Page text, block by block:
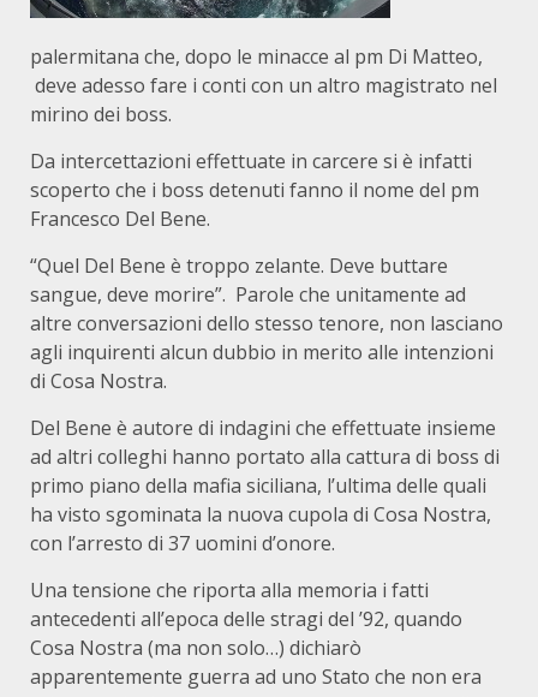
palermitana che, dopo le minacce al pm Di Matteo,
deve adesso fare i conti con un altro magistrato nel
mirino dei boss.
Da intercettazioni effettuate in carcere si è infatti
scoperto che i boss detenuti fanno il nome del pm
Francesco Del Bene.
“Quel Del Bene è troppo zelante. Deve buttare
sangue, deve morire”. Parole che unitamente ad
altre conversazioni dello stesso tenore, non lasciano
agli inquirenti alcun dubbio in merito alle intenzioni
di Cosa Nostra.
Del Bene è autore di indagini che effettuate insieme
ad altri colleghi hanno portato alla cattura di boss di
primo piano della mafia siciliana, l’ultima delle quali
ha visto sgominata la nuova cupola di Cosa Nostra,
con l’arresto di 37 uomini d’onore.
Una tensione che riporta alla memoria i fatti
antecedenti all’epoca delle stragi del ’92, quando
Cosa Nostra (ma non solo…) dichiarò
apparentemente guerra ad uno Stato che non era